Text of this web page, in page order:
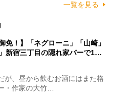
一覧を見る
免！】「ネグローニ」「山崎」
新宿三丁目の隠れ家バーで1…
、昼から飲むお酒にはまた格
・作家の大竹…